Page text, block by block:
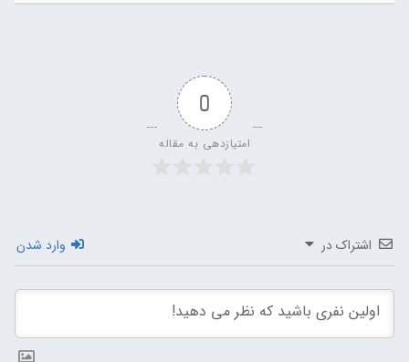
0
امتیازدهی به مقاله
اشتراک در وارد شدن